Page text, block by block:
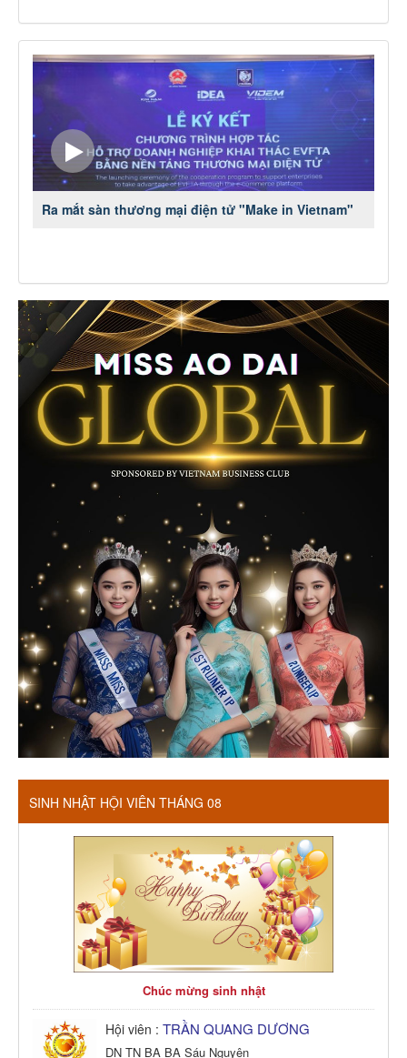
Ra mắt sàn thương mại điện tử "Make in Vietnam"
SINH NHẬT HỘI VIÊN THÁNG 08
Chúc mừng sinh nhật
Hội viên : TRẦN QUANG DƯƠNG
DN TN BA BA Sáu Nguyên